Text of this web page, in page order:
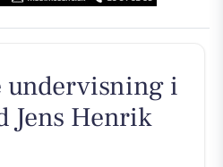
undervisning i
Jens Henrik